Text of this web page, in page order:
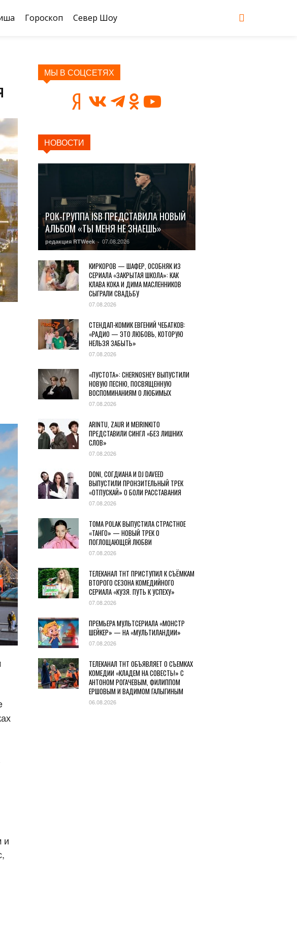
Гороскоп Север Шоу
и
МЫ В СОЦСЕТЯХ
НОВОСТИ
РОК-ГРУППА ISB ПРЕДСТАВИЛА НОВЫЙ
АЛЬБОМ «ТЫ МЕНЯ НЕ ЗНАЕШЬ»
редакция RTWeek - 07.08.2026
КИРКОРОВ — ШАФЕР, ОСОБНЯК ИЗ
СЕРИАЛА «ЗАКРЫТАЯ ШКОЛА»: КАК
КЛАВА КОКА И ДИМА МАСЛЕННИКОВ
СЫГРАЛИ СВАДЬБУ
07.08.2026
СТЕНДАП-КОМИК ЕВГЕНИЙ ЧЕБАТКОВ:
«РАДИО — ЭТО ЛЮБОВЬ, КОТОРУЮ
НЕЛЬЗЯ ЗАБЫТЬ»
07.08.2026
«ПУСТОТА»: CHERNOSHEY ВЫПУСТИЛИ
НОВУЮ ПЕСНЮ, ПОСВЯЩЕННУЮ
ВОСПОМИНАНИЯМ О ЛЮБИМЫХ
07.08.2026
ARINTU, ZAUR И MEIRINKITO
ПРЕДСТАВИЛИ СИНГЛ «БЕЗ ЛИШНИХ
СЛОВ»
07.08.2026
DONI, СОГДИАНА И DJ DAVEED
ВЫПУСТИЛИ ПРОНЗИТЕЛЬНЫЙ ТРЕК
«ОТПУСКАЙ» О БОЛИ РАССТАВАНИЯ
07.08.2026
TOMA POLAK ВЫПУСТИЛА СТРАСТНОЕ
«ТАНГО» — НОВЫЙ ТРЕК О
ПОГЛОЩАЮЩЕЙ ЛЮБВИ
07.08.2026
ТЕЛЕКАНАЛ ТНТ ПРИСТУПИЛ К СЪЁМКАМ
ВТОРОГО СЕЗОНА КОМЕДИЙНОГО
СЕРИАЛА «КУЗЯ. ПУТЬ К УСПЕХУ»
07.08.2026
ПРЕМЬЕРА МУЛЬТСЕРИАЛА «МОНСТР
ШЕЙКЕР» — НА «МУЛЬТИЛАНДИИ»
07.08.2026
ТЕЛЕКАНАЛ ТНТ ОБЪЯВЛЯЕТ О СЪЕМКАХ
КОМЕДИИ «КЛАДЕМ НА СОВЕСТЬ!» С
АНТОНОМ РОГАЧЕВЫМ, ФИЛИППОМ
ЕРШОВЫМ И ВАДИМОМ ГАЛЫГИНЫМ
06.08.2026